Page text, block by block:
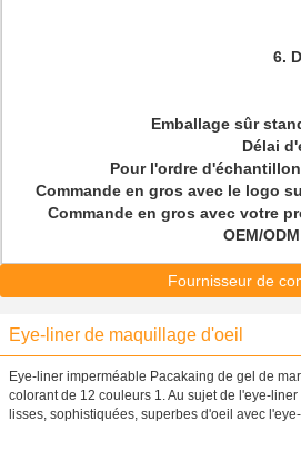
6.
Emballage sûr
Délai
Pour l'ordre
Commande en gros avec le logo
Commande en gros avec votre
OEM/
Fournisseur de
Eye-liner de maquillage d'oeil
Eye-liner imperméable Pacakaing de gel de
colorant de 12 couleurs 1. Au sujet de l'eye-
lisses, sophistiquées, superbes d'oeil avec